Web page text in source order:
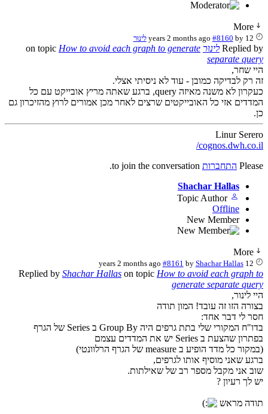
More
12 years 2 months ago
#8160 by לינוּר
Replied by לינוּר How to avoid each graph to generate
separate query
היי שחר,
זה רק לבדיקה כמובן - עוד לא ניסיתי אצלי.
כעקרון לא משנה מאיזה query, ברגע שאתה מריץ אובייקט עם כל
המדדים אזי כל האובייקטים שרצים לאחר מכן אמורים לרוץ מהזיכרון גם
כן.
Linur Serero
cognos.dwh.co.il/
Please התחברות
Shachar Hallas
Topic Author
Offline
New Member
More
12 years 2 months ago
#8161 by Shachar Hallas
Replied by Shachar Hallas on topic How to avoid each graph to
generate separate query
היי לינור,
בצורה הזו זה עובד! המון תודה
חסר לי דבר אחד:
בדו"ח המקורי שלי בתת גרפים היה Group By ב Series של הגרף
בפתרון שהצעת ב Series יש את המדדים עצמם
(במקור כל מדד הופיע ב measure של הגרף הרלוונטי)
ברגע שאני מוסיף אותו לגרפים,
שוב אני מקבל מספר רב של שאילתות.
יש לך רעיון ?
תודה מראש